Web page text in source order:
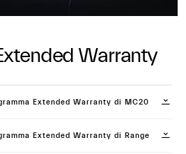
Warranty
Extended Warranty di MC20
Extended Warranty di Range